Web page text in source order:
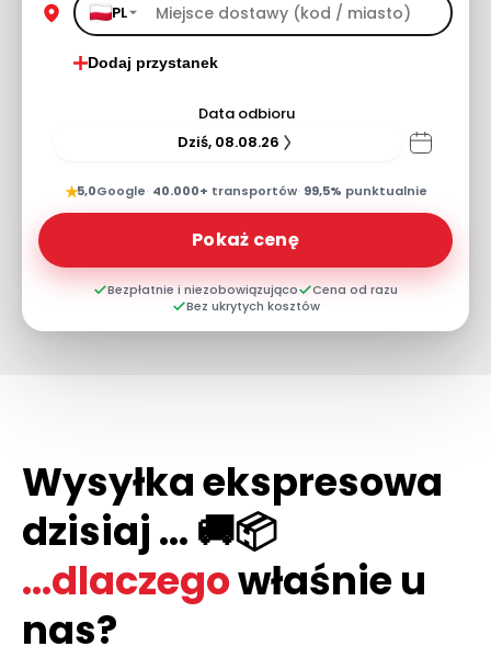
PL
Dodaj przystanek
Data odbioru
Dziś, 08.08.26
★5,0Google· 40.000+ transportów· 99,5% punktualnie
Pokaż cenę
Bezpłatnie i niezobowiązująco
Cena od razu
Bez ukrytych kosztów
Wysyłka ekspresowa
dzisiaj ... 🚚📦
...dlaczegowłaśnie u
nas?